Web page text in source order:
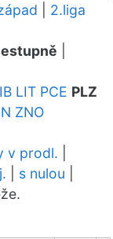
2.liga
LIT PCE PLZ
ZNO
v prodl.
s nulou